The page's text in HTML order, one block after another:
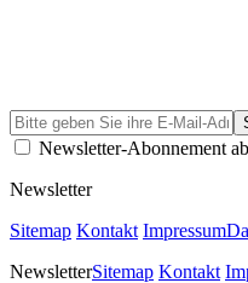
Newsletter-Abonnement
Newsletter
Sitemap Kontakt Impressum
NewsletterSitemap Kontakt